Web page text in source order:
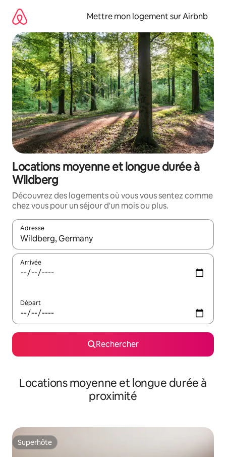
directement
contenu
Mettre mon logement sur Airbnb
Locations moyenne et longue durée à
Wildberg
Découvrez des logements où vous vous sentez comme
chez vous pour un séjour d'un mois ou plus.
Adresse
Lorsque les résultats s'affichent, utilisez les flèches vers le
Arrivée
Départ
Rechercher
Locations moyenne et longue durée à
proximité
Superhôte
Superhôte